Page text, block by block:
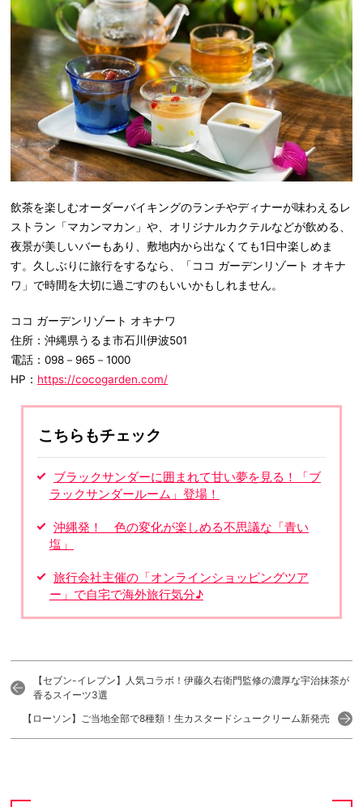
飲茶を楽しむオーダーバイキングのランチやディナーが味わえるレ
ストラン「マカンマカン」や、オリジナルカクテルなどが飲める、
夜景が美しいバーもあり、敷地内から出なくても1日中楽しめま
す。久しぶりに旅行をするなら、「ココ ガーデンリゾート オキナ
ワ」で時間を大切に過ごすのもいいかもしれません。
ココ ガーデンリゾート オキナワ
住所：沖縄県うるま市石川伊波501
電話：098－965－1000
HP： https://cocogarden.com/
こちらもチェック
ブラックサンダーに囲まれて甘い夢を見る！「ブ
ラックサンダールーム」登場！
沖縄発！ 色の変化が楽しめる不思議な「青い
塩」
旅行会社主催の「オンラインショッピングツア
ー」で自宅で海外旅行気分♪
【セブン-イレブン】人気コラボ！伊藤久右衛門監修の濃厚な宇治抹茶が
香るスイーツ3選
【ローソン】ご当地全部で8種類！生カスタードシュークリーム新発売